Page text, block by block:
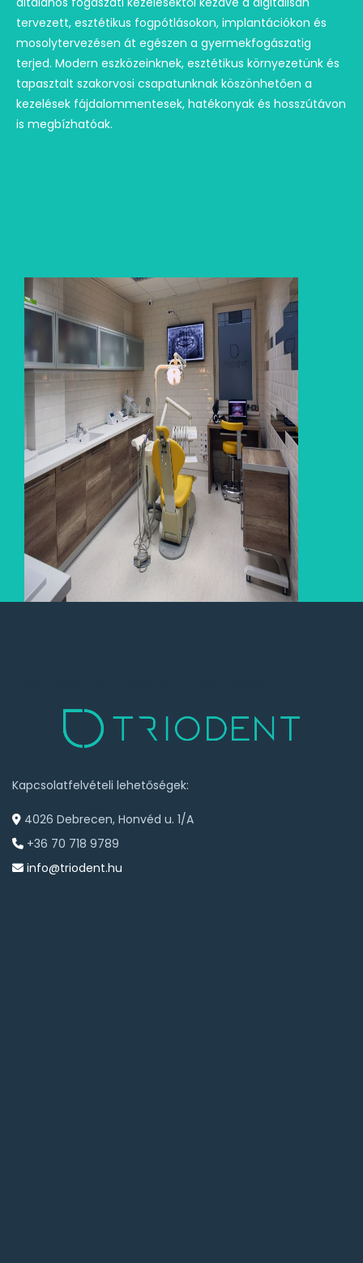
tervezett, esztétikus fogpótlásokon, implantációkon és
mosolytervezésen át egészen a gyermekfogászatig
terjed. Modern eszközeinknek, esztétikus környezetünk és
tapasztalt szakorvosi csapatunknak köszönhetően a
kezelések fájdalommentesek, hatékonyak és hosszútávon
is megbízhatóak.
Kapcsolatfelvételi lehetőségek:
4026 Debrecen, Honvéd u. 1/A
+36 70 718 9789
info@triodent.hu